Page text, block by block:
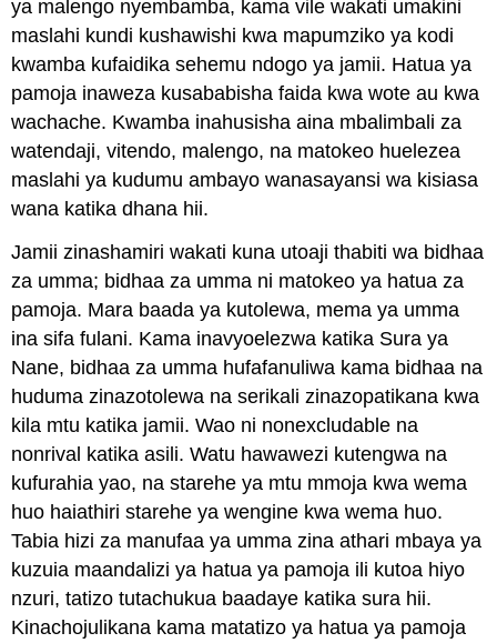
ya malengo nyembamba, kama vile wakati umakini
maslahi kundi kushawishi kwa mapumziko ya kodi
kwamba kufaidika sehemu ndogo ya jamii. Hatua ya
pamoja inaweza kusababisha faida kwa wote au kwa
wachache. Kwamba inahusisha aina mbalimbali za
watendaji, vitendo, malengo, na matokeo huelezea
maslahi ya kudumu ambayo wanasayansi wa kisiasa
wana katika dhana hii.
Jamii zinashamiri wakati kuna utoaji thabiti wa bidhaa
za umma; bidhaa za umma ni matokeo ya hatua za
pamoja. Mara baada ya kutolewa, mema ya umma
ina sifa fulani. Kama inavyoelezwa katika Sura ya
Nane, bidhaa za umma hufafanuliwa kama bidhaa na
huduma zinazotolewa na serikali zinazopatikana kwa
kila mtu katika jamii. Wao ni nonexcludable na
nonrival katika asili. Watu hawawezi kutengwa na
kufurahia yao, na starehe ya mtu mmoja kwa wema
huo haiathiri starehe ya wengine kwa wema huo.
Tabia hizi za manufaa ya umma zina athari mbaya ya
kuzuia maandalizi ya hatua ya pamoja ili kutoa hiyo
nzuri, tatizo tutachukua baadaye katika sura hii.
Kinachojulikana kama matatizo ya hatua ya pamoja